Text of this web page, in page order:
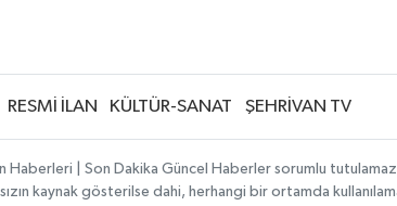
RESMİ İLAN KÜLTÜR-SANAT ŞEHRİVAN TV
Haberleri | Son Dakika Güncel Haberler sorumlu
kaynak gösterilse dahi, herhangi bir ortamda